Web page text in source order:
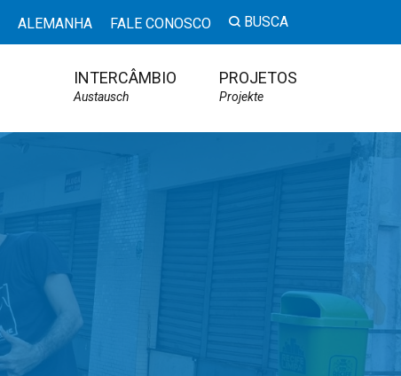
ALEMANHA FALE CONOSCO BUSCA
INTERCÂMBIO
Austausch
PROJETOS
Projekte